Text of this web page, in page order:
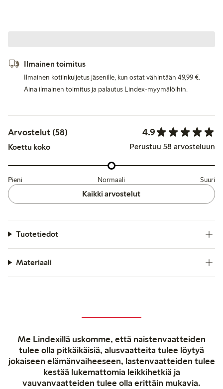
Ilmainen toimitus
Ilmainen kotiinkuljetus jäsenille, kun ostat vähintään 49,99 €.
Aina ilmainen toimitus ja palautus Lindex-myymälöihin.
Arvostelut (58) 4.9
Koettu koko Perustuu 58 arvosteluun
Pieni Normaali Suuri
Kaikki arvostelut
Tuotetiedot
Materiaali
Me Lindexillä uskomme, että naistenvaatteiden
tulee olla pitkäikäisiä, alusvaatteita tulee löytyä
jokaiseen elämänvaiheeseen, lastenvaatteiden tulee
kestää lukemattomia leikkihetkiä ja
vauvanvaatteiden tulee olla erittäin mukavia.